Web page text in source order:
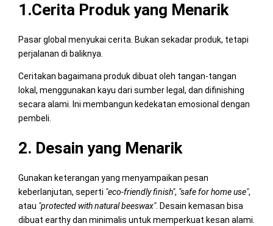
1.Cerita Produk yang Menarik
Pasar global menyukai cerita. Bukan sekadar produk, tetapi
perjalanan di baliknya.
Ceritakan bagaimana produk dibuat oleh tangan-tangan
lokal, menggunakan kayu dari sumber legal, dan difinishing
secara alami. Ini membangun kedekatan emosional dengan
pembeli.
2. Desain yang Menarik
Gunakan keterangan yang menyampaikan pesan
keberlanjutan, seperti "eco-friendly finish", "safe for home use",
atau "protected with natural beeswax". Desain kemasan bisa
dibuat earthy dan minimalis untuk memperkuat kesan alami.